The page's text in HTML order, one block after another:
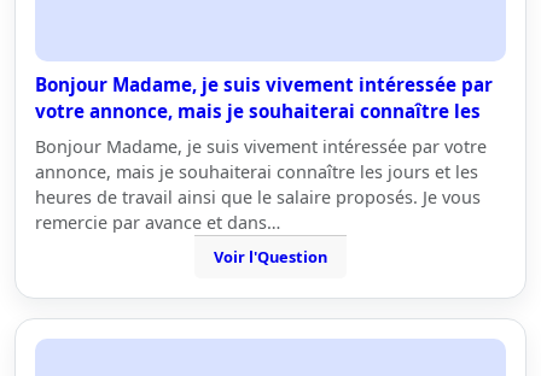
Bonjour Madame, je suis vivement intéressée par
votre annonce, mais je souhaiterai connaître les
Bonjour Madame, je suis vivement intéressée par votre
annonce, mais je souhaiterai connaître les jours et les
heures de travail ainsi que le salaire proposés. Je vous
remercie par avance et dans…
Voir l'Question